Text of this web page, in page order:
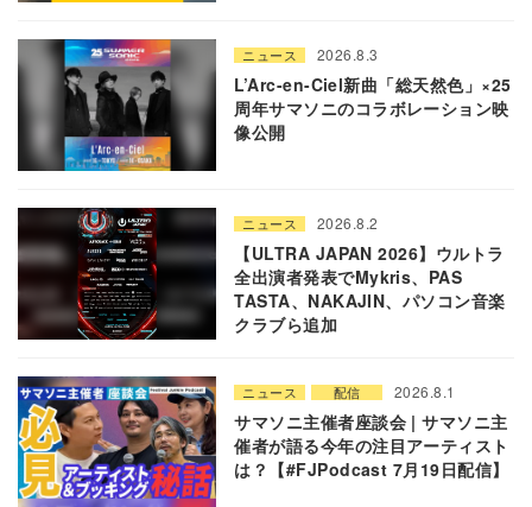
ニュース 2026.8.3
L’Arc-en-Ciel新曲「総天然色」×25
周年サマソニのコラボレーション映
像公開
ニュース 2026.8.2
【ULTRA JAPAN 2026】ウルトラ
全出演者発表でMykris、PAS
TASTA、NAKAJIN、パソコン音楽
クラブら追加
ニュース 配信 2026.8.1
サマソニ主催者座談会 | サマソニ主
催者が語る今年の注目アーティスト
は？【#FJPodcast 7月19日配信】